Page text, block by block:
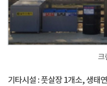
크
기타시설 : 풋살장 1개소, 생태